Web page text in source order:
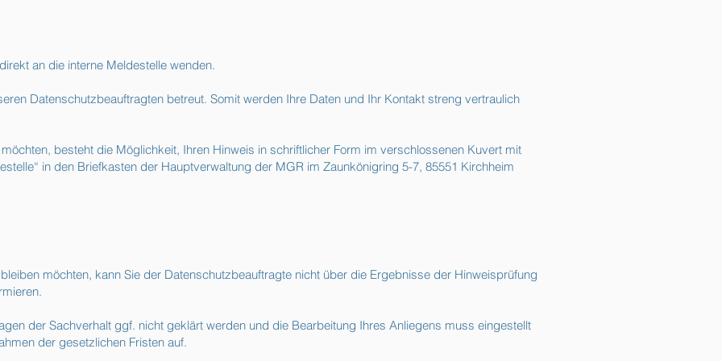
an die interne Meldestelle wenden.
Datenschutzbeauftragten betreut. Somit werden Ihre Daten und Ihr Kontakt streng vertraulich
besteht die Möglichkeit, Ihren Hinweis in schriftlicher Form im verschlossenen Kuvert mit
in den Briefkasten der Hauptverwaltung der MGR im Zaunkönigring 5-7, 85551 Kirchheim
möchten, kann Sie der Datenschutzbeauftragte nicht über die Ergebnisse der Hinweisprüfung
der Sachverhalt ggf. nicht geklärt werden und die Bearbeitung Ihres Anliegens muss eingestellt
der gesetzlichen Fristen auf.